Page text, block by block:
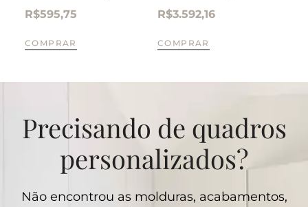
R$595,75
COMPRAR
R$3.592,16
COMPRAR
Precisando de quadros
personalizados?
Não encontrou as molduras, acabamentos,